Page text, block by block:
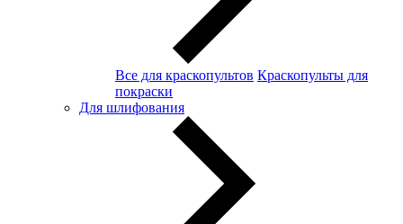
Все для краскопультов Краскопульты для
покраски
Для шлифования